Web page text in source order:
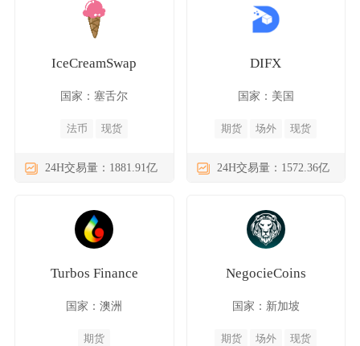
IceCreamSwap
国家：塞舌尔
法币 现货
24H交易量：1881.91亿
DIFX
国家：美国
期货 场外 现货
24H交易量：1572.36亿
Turbos Finance
国家：澳洲
期货
NegocieCoins
国家：新加坡
期货 场外 现货